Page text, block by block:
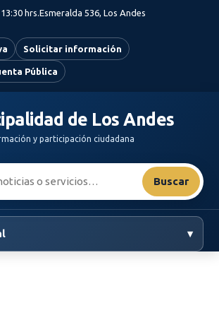
hrs.Esmeralda 536, Los Andes
Solicitar información
Pública
de Los Andes
y participación ciudadana
Buscar
▾